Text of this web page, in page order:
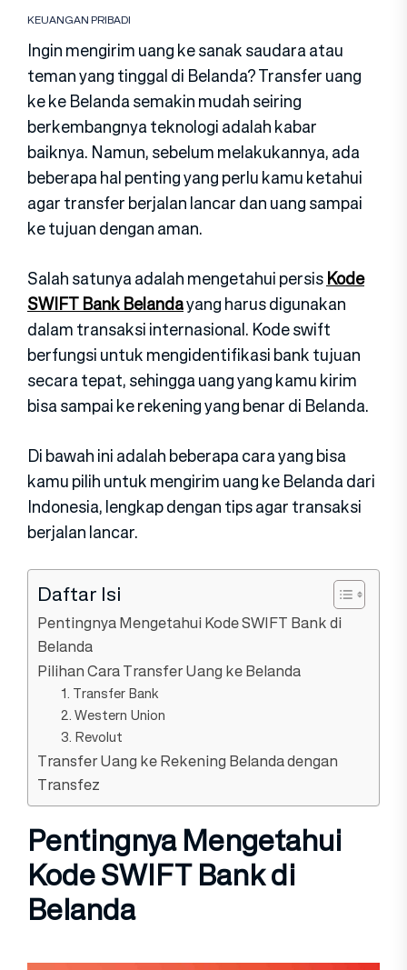
KEUANGAN PRIBADI
Ingin mengirim uang ke sanak saudara atau
teman yang tinggal di Belanda? Transfer uang
ke ke Belanda semakin mudah seiring
berkembangnya teknologi adalah kabar
baiknya. Namun, sebelum melakukannya, ada
beberapa hal penting yang perlu kamu ketahui
agar transfer berjalan lancar dan uang sampai
ke tujuan dengan aman.
Salah satunya adalah mengetahui persisKode
SWIFTBankBelandayang harus digunakan
dalam transaksi internasional. Kode swift
berfungsi untuk mengidentifikasi bank tujuan
secara tepat, sehingga uang yang kamu kirim
bisa sampai ke rekening yang benar di Belanda.
Di bawah ini adalah beberapa cara yang bisa
kamu pilih untuk mengirim uang ke Belanda dari
Indonesia, lengkap dengan tips agar transaksi
berjalan lancar.
Daftar Isi
Pentingnya Mengetahui Kode SWIFT Bank di
Belanda
Pilihan Cara Transfer Uang ke Belanda
1. Transfer Bank
2. Western Union
3. Revolut
Transfer Uang ke Rekening Belanda dengan
Transfez
Pentingnya Mengetahui
Kode SWIFT Bank di
Belanda